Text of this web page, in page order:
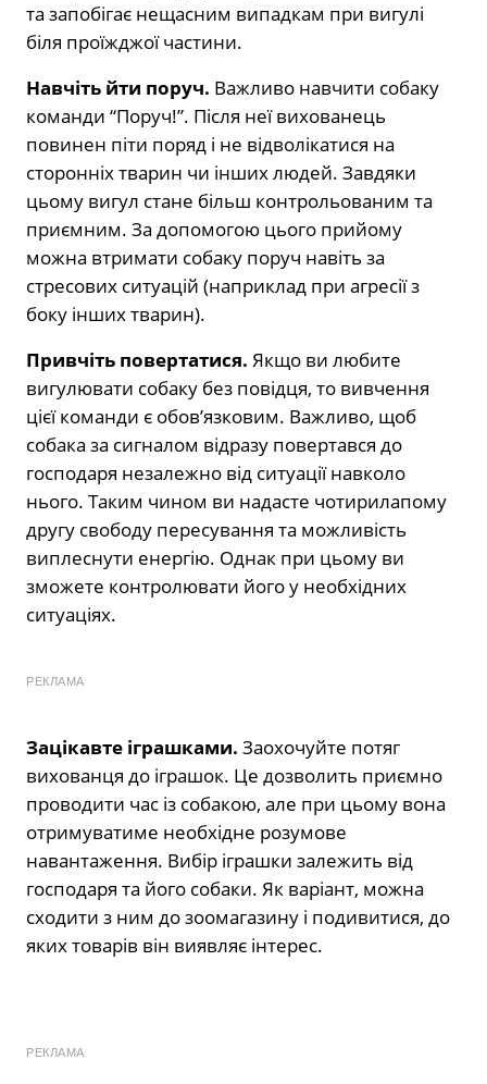
та запобігає нещасним випадкам при вигулі
біля проїжджої частини.
Навчіть йти поруч. Важливо навчити собаку
команди “Поруч!”. Після неї вихованець
повинен піти поряд і не відволікатися на
сторонніх тварин чи інших людей. Завдяки
цьому вигул стане більш контрольованим та
приємним. За допомогою цього прийому
можна втримати собаку поруч навіть за
стресових ситуацій (наприклад при агресії з
боку інших тварин).
Привчіть повертатися. Якщо ви любите
вигулювати собаку без повідця, то вивчення
цієї команди є обов’язковим. Важливо, щоб
собака за сигналом відразу повертався до
господаря незалежно від ситуації навколо
нього. Таким чином ви надасте чотирилапому
другу свободу пересування та можливість
виплеснути енергію. Однак при цьому ви
зможете контролювати його у необхідних
ситуаціях.
РЕКЛАМА
Зацікавте іграшками. Заохочуйте потяг
вихованця до іграшок. Це дозволить приємно
проводити час із собакою, але при цьому вона
отримуватиме необхідне розумове
навантаження. Вибір іграшки залежить від
господаря та його собаки. Як варіант, можна
сходити з ним до зоомагазину і подивитися, до
яких товарів він виявляє інтерес.
РЕКЛАМА